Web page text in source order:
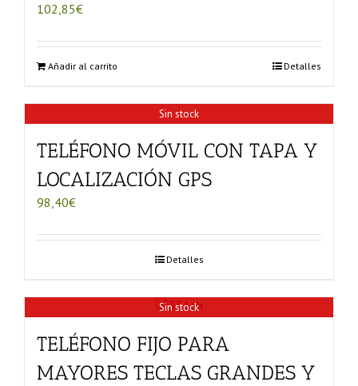
102,85€
Añadir al carrito Detalles
Sin stock
TELÉFONO MÓVIL CON TAPA Y
LOCALIZACIÓN GPS
98,40€
Detalles
Sin stock
TELÉFONO FIJO PARA
MAYORES TECLAS GRANDES Y